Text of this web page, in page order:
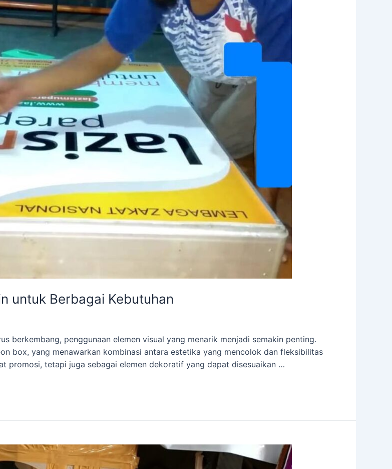
untuk Berbagai Kebutuhan
berkembang, penggunaan elemen visual yang menarik menjadi semakin penting.
box, yang menawarkan kombinasi antara estetika yang mencolok dan fleksibilitas
promosi, tetapi juga sebagai elemen dekoratif yang dapat disesuaikan …